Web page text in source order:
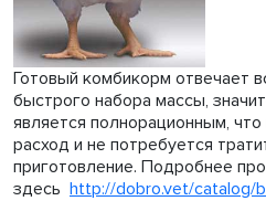
Готовый комбикорм отвечает
быстрого набора массы,
является полнорационным, что
расход и не потребуется
приготовление. Подробнее
здесь http://dobro.vet/catalog/